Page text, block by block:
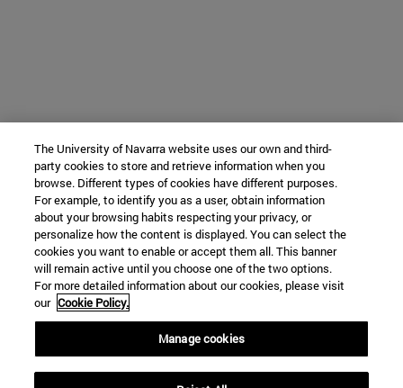
The University of Navarra website uses our own and third-
party cookies to store and retrieve information when you
browse. Different types of cookies have different purposes.
For example, to identify you as a user, obtain information
about your browsing habits respecting your privacy, or
personalize how the content is displayed. You can select the
cookies you want to enable or accept them all. This banner
will remain active until you choose one of the two options.
For more detailed information about our cookies, please visit
our Cookie Policy.
Manage cookies